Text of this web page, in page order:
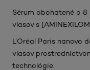
Sérum obohatené o
vlasov s
L’Oréal Paris nanovo
vlasov
technológie.